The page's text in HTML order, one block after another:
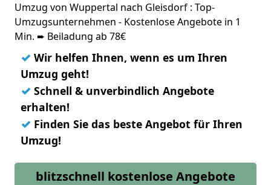
Umzug von Wuppertal nach Gleisdorf : Top-
Umzugsunternehmen - Kostenlose Angebote in 1
Min. ➨ Beiladung ab 78€
✓ Wir helfen Ihnen, wenn es um Ihren
Umzug geht!
✓ Schnell & unverbindlich Angebote
erhalten!
✓ Finden Sie das beste Angebot für Ihren
Umzug!
blitzschnell kostenlose Angebote